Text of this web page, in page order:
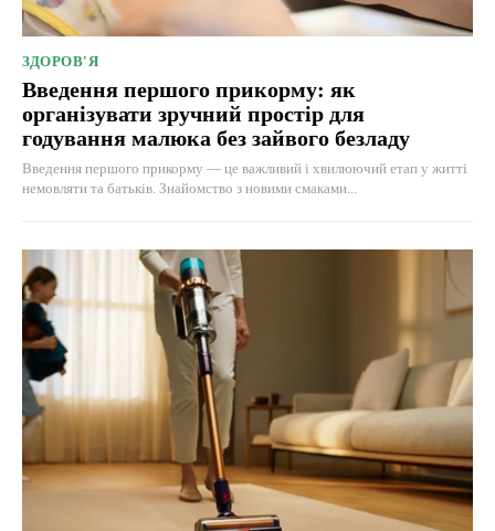
ЗДОРОВ'Я
Введення першого прикорму: як
організувати зручний простір для
годування малюка без зайвого безладу
Введення першого прикорму — це важливий і хвилюючий етап у житті
немовляти та батьків. Знайомство з новими смаками...